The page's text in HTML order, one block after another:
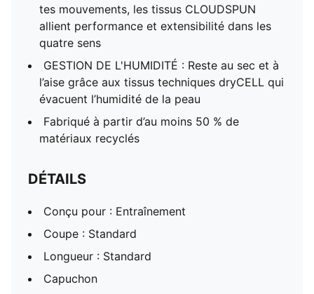
tes mouvements, les tissus CLOUDSPUN
allient performance et extensibilité dans les
quatre sens
GESTION DE L'HUMIDITÉ : Reste au sec et à
l’aise grâce aux tissus techniques dryCELL qui
évacuent l’humidité de la peau
Fabriqué à partir d’au moins 50 % de
matériaux recyclés
DÉTAILS
Conçu pour : Entraînement
Coupe : Standard
Longueur : Standard
Capuchon